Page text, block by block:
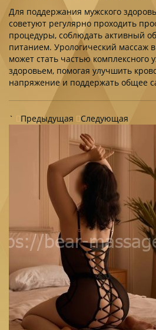
Для поддержания мужского
советуют регулярно проходить
процедуры, соблюдать активный
питанием. Урологический массаж
может стать частью комплексного
здоровьем, помогая улучшить
напряжение и поддержать общее
` Предыдущая Следующая